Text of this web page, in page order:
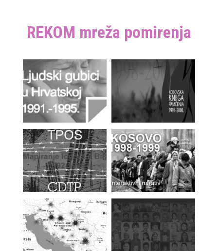
REKOM mreža pomirenja